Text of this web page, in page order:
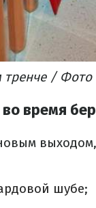
/ Фото
время
шубе;